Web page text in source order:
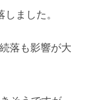
ました。
落も影響が大